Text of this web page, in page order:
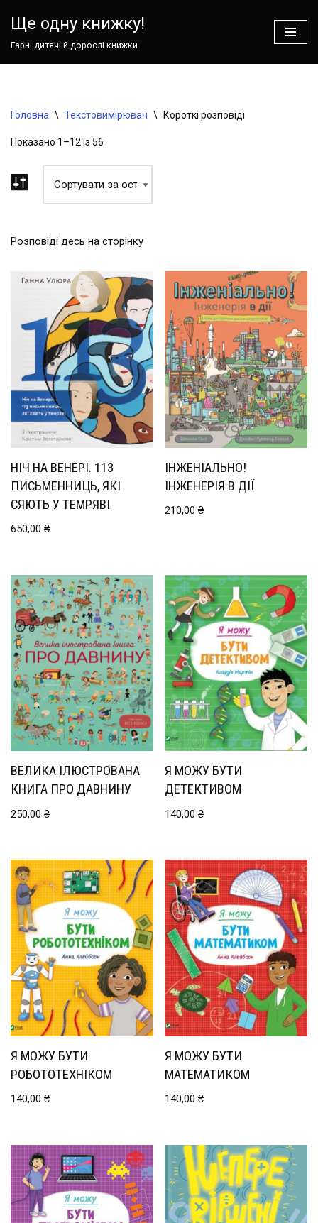
Ще одну книжку!
Гарні дитячі й дорослі книжки
Головна \ Текстовимірювач \ Короткі розповіді
Показано 1–12 із 56
Розповіді десь на сторінку
НІЧ НА ВЕНЕРІ. 113
ПИСЬМЕННИЦЬ, ЯКІ
СЯЮТЬ У ТЕМРЯВІ
650,00 ₴
ІНЖЕНІАЛЬНО!
ІНЖЕНЕРІЯ В ДІЇ
210,00₴
ВЕЛИКА ІЛЮСТРОВАНА
КНИГА ПРО ДАВНИНУ
250,00 ₴
Я МОЖУ БУТИ
ДЕТЕКТИВОМ
140,00₴
Я МОЖУ БУТИ
РОБОТОТЕХНІКОМ
140,00 ₴
Я МОЖУ БУТИ
МАТЕМАТИКОМ
140,00₴